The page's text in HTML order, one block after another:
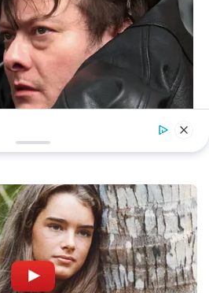
Actors Who Became Real Life